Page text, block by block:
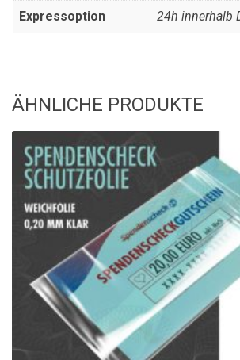
Expressoption 24h innerhalb
ÄHNLICHE PRODUKTE